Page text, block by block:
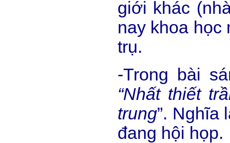
giới khác
nay khoa học
trụ.
-Trong bài
“Nhất thiết
trung”. Nghĩa
đang hội họp.